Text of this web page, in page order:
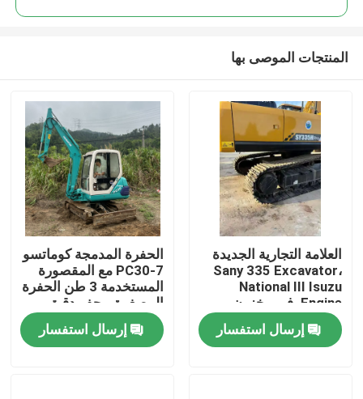
المنزل
المنتجات
المنتجات الموصى بها
العلامة التجارية الجديدة
Sany 335 Excavator،
National III Isuzu
Engine، في مخزون
المخزون
إرسال استفسار
الحفرة المدمجة كوماتسو
PC30-7 مع المقصورة
المستخدمة 3 طن الحفرة
المصغرة - حفر دقيق
كوماتسو الآلات، وقود
منخفض المعدات
المصغرة للبيع
إرسال استفسار